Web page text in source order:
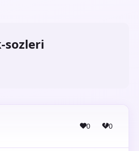
sozleri
0 0